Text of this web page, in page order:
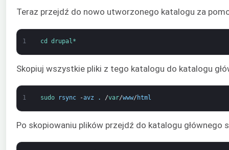
Teraz przejdź do nowo utworzonego katalogu za
1 cd drupal*
Skopiuj wszystkie pliki z tego katalogu do katalogu
1 sudo rsync -avz . /var/www/ html
Po skopiowaniu plików przejdź do katalogu głównego